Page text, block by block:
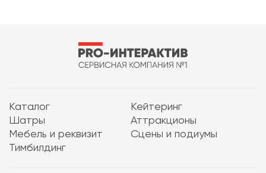
Каталог
Кейтеринг
Шатры
Аттракционы
Мебель и реквизит
Сцены и подиумы
Тимбилдинг